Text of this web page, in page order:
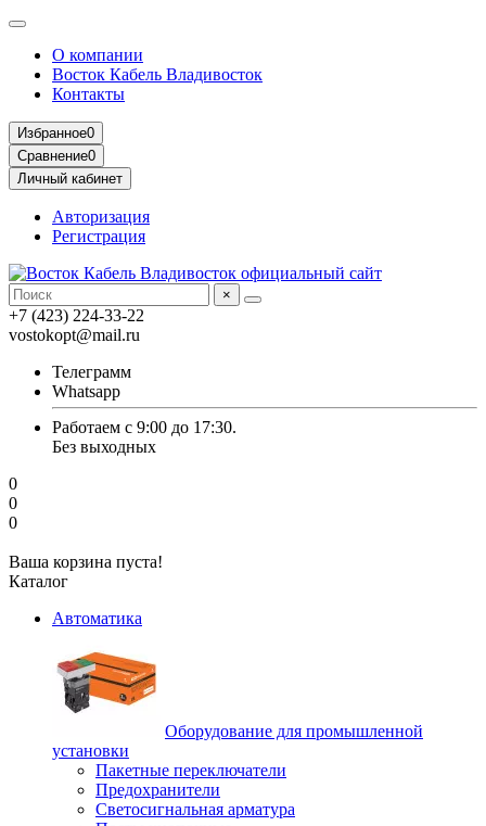
О компании
Восток Кабель Владивосток
Контакты
Избранное0
Сравнение0
Личный кабинет
Авторизация
Регистрация
×
+7 (423) 224-33-22
vostokopt@mail.ru
Телеграмм
Whatsapp
Работаем с 9:00 до 17:30.
Без выходных
0
0
0
Ваша корзина пуста!
Каталог
Автоматика
Оборудование для промышленной
установки
Пакетные переключатели
Предохранители
Светосигнальная арматура